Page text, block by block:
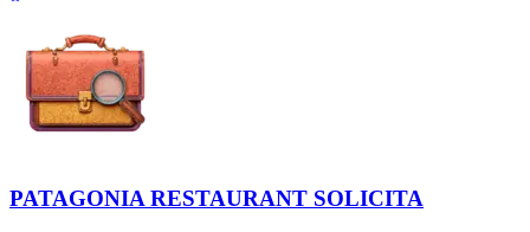
PATAGONIA RESTAURANT SOLICITA